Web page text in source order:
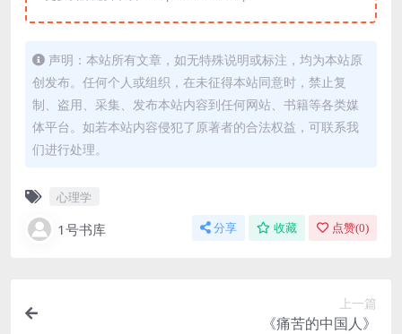
声明：本站所有文章，如无特殊说明或标注，均为本站原
创发布。任何个人或组织，在未征得本站同意时，禁止复
制、盗用、采集、发布本站内容到任何网站、书籍等各类媒
体平台。如若本站内容侵犯了原著者的合法权益，可联系我
们进行处理。
心理学
1号书库 分享 收藏 点赞(0)
上一篇
《痛苦的中国人》